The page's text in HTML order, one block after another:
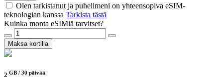
Olen tarkistanut ja puhelimeni on yhteensopiva eSIM-
teknologian kanssa Tarkista tästä
Kuinka monta eSIMiä tarvitset?
Maksa kortilla
2 GB / 30 päivää